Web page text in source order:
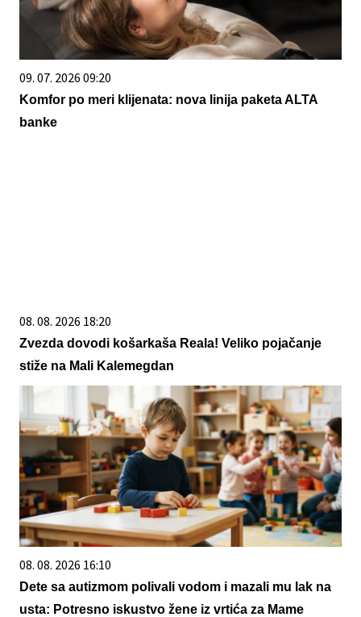
09. 07. 2026 09:20
Komfor po meri klijenata: nova linija paketa ALTA
banke
08. 08. 2026 18:20
Zvezda dovodi košarkaša Reala! Veliko pojačanje
stiže na Mali Kalemegdan
08. 08. 2026 16:10
Dete sa autizmom polivali vodom i mazali mu lak na
usta: Potresno iskustvo žene iz vrtića za Mame